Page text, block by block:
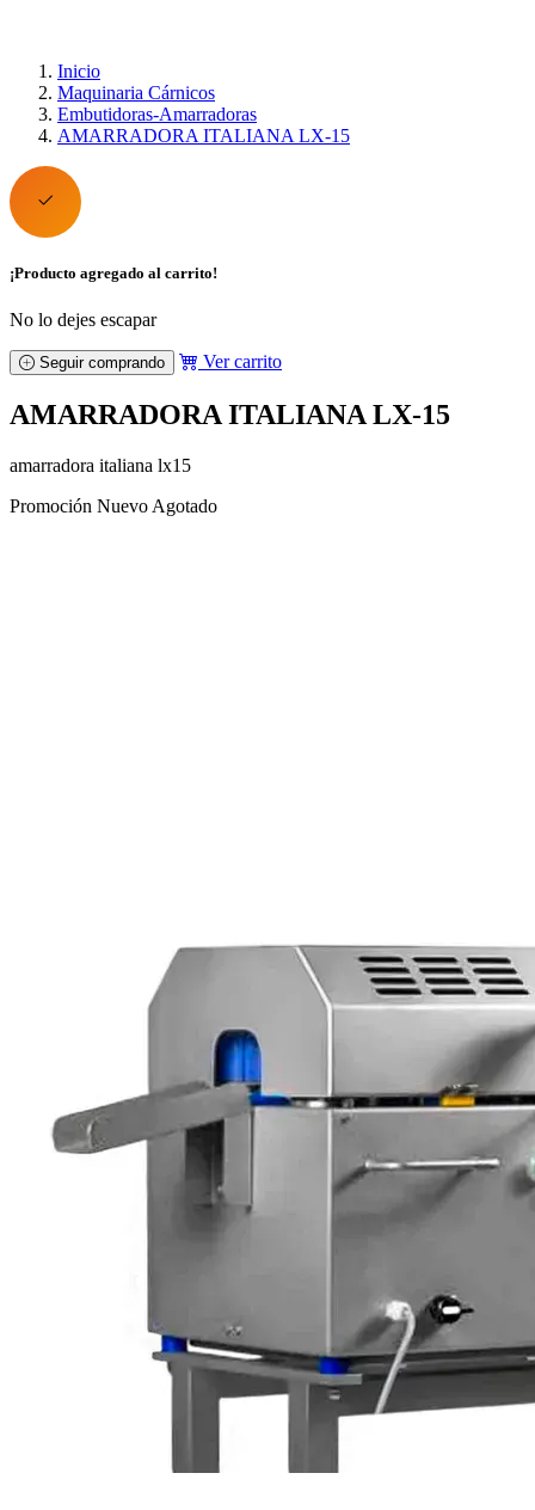
Inicio
Maquinaria Cárnicos
Embutidoras-Amarradoras
AMARRADORA ITALIANA LX-15
¡Producto agregado al carrito!
No lo dejes escapar
Seguir comprando Ver carrito
AMARRADORA ITALIANA LX-15
amarradora italiana lx15
Promoción Nuevo Agotado